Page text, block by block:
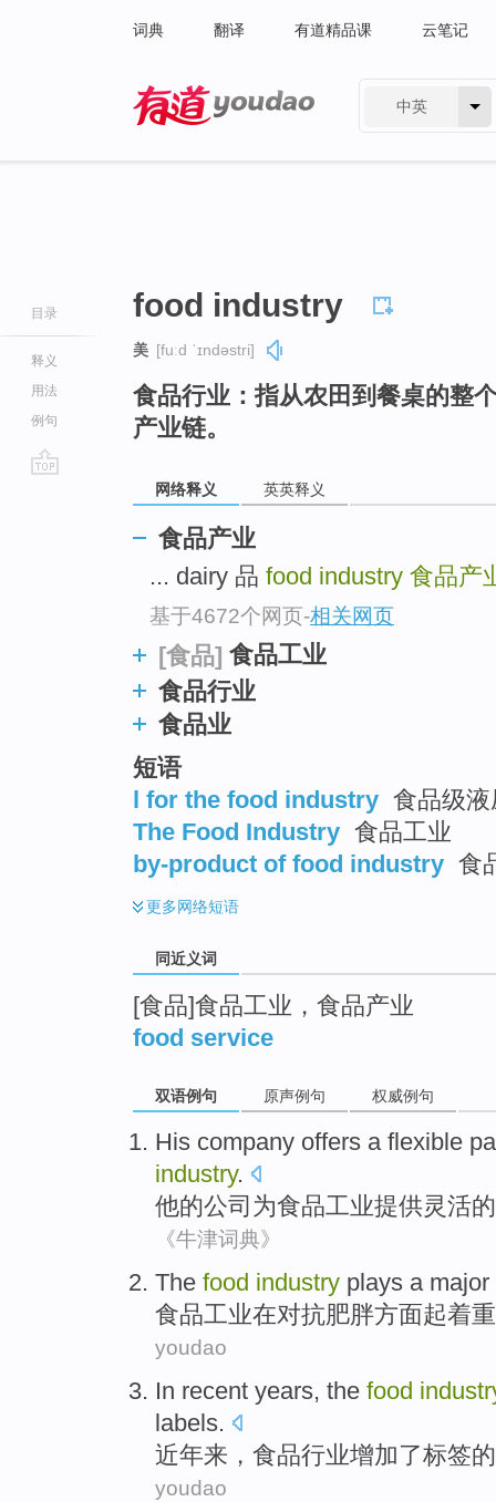
词典 翻译 有道精品课 云笔记
中英
目录
释义
用法
例句
food industry
美 [fuːd ˈɪndəstri]
食品行业：指从农田到餐桌的整
产业链。
网络释义 英英释义
食品产业
... dairy 品 food industry 食品产
基于4672个网页-相关网页
[食品] 食品工业
食品行业
食品业
短语
l for the food industry 食品级
The Food Industry 食品工业
by-product of food industry 食
更多网络短语
同近义词
[食品]食品工业，食品产业
food service
双语例句 原声例句 权威例句
His company offers a flexible
industry.
他的公司 为食品工业提供灵活的
《牛津词典》
The food industry plays a major
食品工业在对抗肥胖方面起着
youdao
In recent years, the food
labels.
近年来， 食品行业增加了标签的
youdao